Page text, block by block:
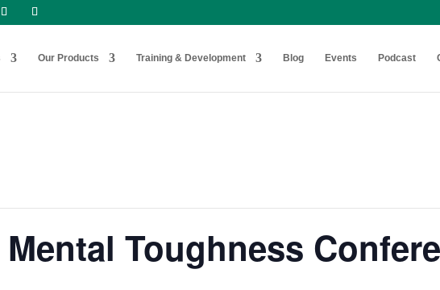
Our Products Training & Development Blog Events Podcast
Toughness